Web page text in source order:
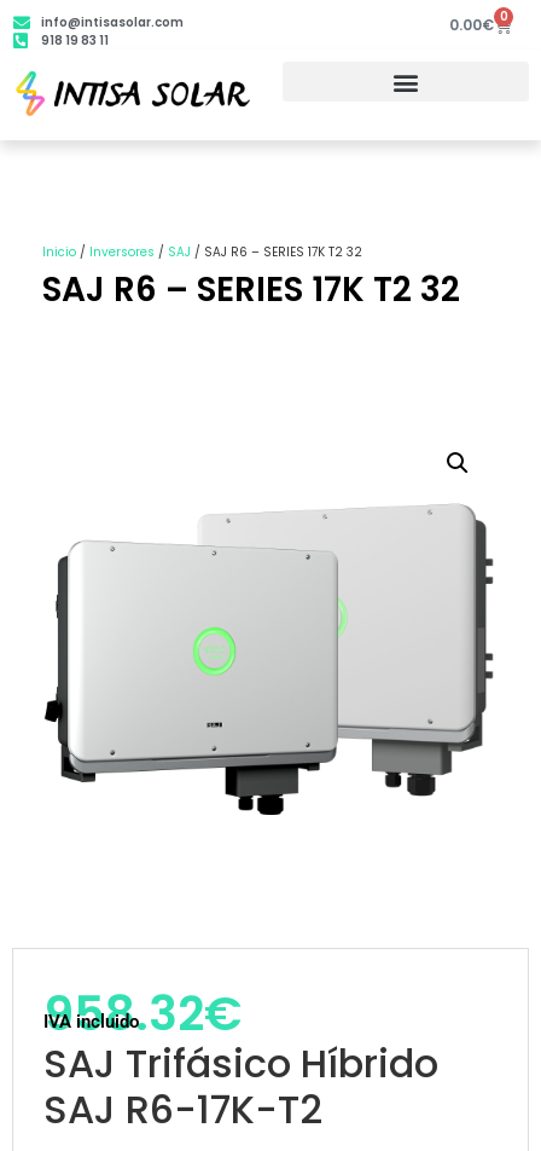
info@intisasolar.com
918 19 83 11
0.00€ 0
Inicio / Inversores / SAJ / SAJ R6 – SERIES 17K T2 32
SAJ R6 – SERIES 17K T2 32
958.32€
IVA incluido
SAJ Trifásico Híbrido
SAJ R6-17K-T2